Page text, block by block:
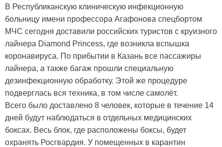
В Республиканскую клиническую инфекционную
больницу имени профессора Агафонова спецбортом
МЧС сегодня доставили российских туристов с круизного
лайнера Diamond Princess, где возникла вспышка
коронавируса. По прибытии в Казань все пассажиры
лайнера, а также багаж прошли специальную
дезинфекционную обработку. Этой же процедуре
подверглась вся техника, в том числе самолёт.
Всего было доставлено 8 человек, которые в течение 14
дней будут наблюдаться в отдельных медицинских
боксах. Весь блок, где расположены боксы, будет
охранять Росгвардия. У помещенных в карантин